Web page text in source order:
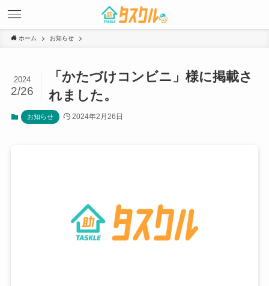
ホーム お知らせ
「かたづけコンビニ」様に掲載さ
れました。
2024
2/26
お知らせ 2024年2月26日